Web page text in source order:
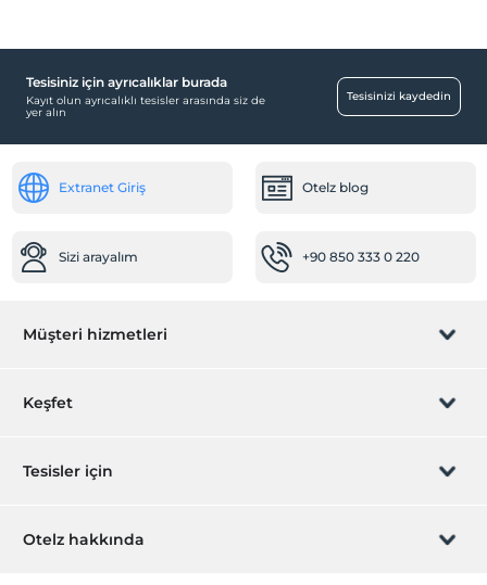
Tesisiniz için ayrıcalıklar burada
Kayıt olun ayrıcalıklı tesisler arasında siz de
yer alın
Tesisinizi kaydedin
Extranet Giriş Otelz blog
Sizi arayalım +90 850 333 0 220
Müşteri hizmetleri
Rezervasyon yönet
Keşfet
Hediye Kart
Tesisler için
Hemen tesisinizi ekleyin
Otelz hakkında